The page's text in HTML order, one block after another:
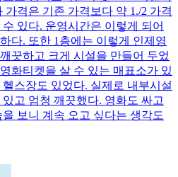
격은 기존 가격보다 약 1./2 가격
있다. 운영시간은 이렇게 되어
다. 또한 1층에는 이렇게 인제영
끗하고 크게 시설을 만들어 두었
화티켓을 살 수 있는 매표소가 있
스장도 있었다. 실제로 내부시설
고 엄청 깨끗했다. 영화도 싸고
보니 계속 오고 싶다는 생각도